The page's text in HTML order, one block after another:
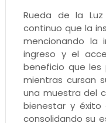
Rueda de la
continuo que la
mencionando la
ingreso y el
beneficio que les
mientras cursan
una muestra del
bienestar y éxito
consolidando su